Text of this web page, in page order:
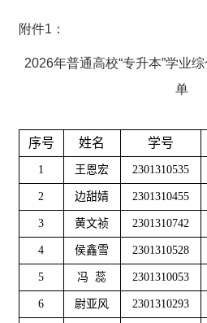
附件1：
2026年普通高校“专升本”学业
单
序号 姓名 学号
1 王恩宏 2301310535
2 边甜婧 2301310455
3 黄文祯 2301310742
4 侯鑫雪 2301310528
5 冯 蕊 2301310053
6 尉亚风 2301310293